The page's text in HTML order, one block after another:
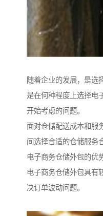
随着企业的发展，是选
是在何种程度上选择电
开始考虑的问题。
面对仓储配送成本和服
间选择合适的仓储服务
电子商务仓储外包的优
电子商务仓储外包具有
决订单波动问题。